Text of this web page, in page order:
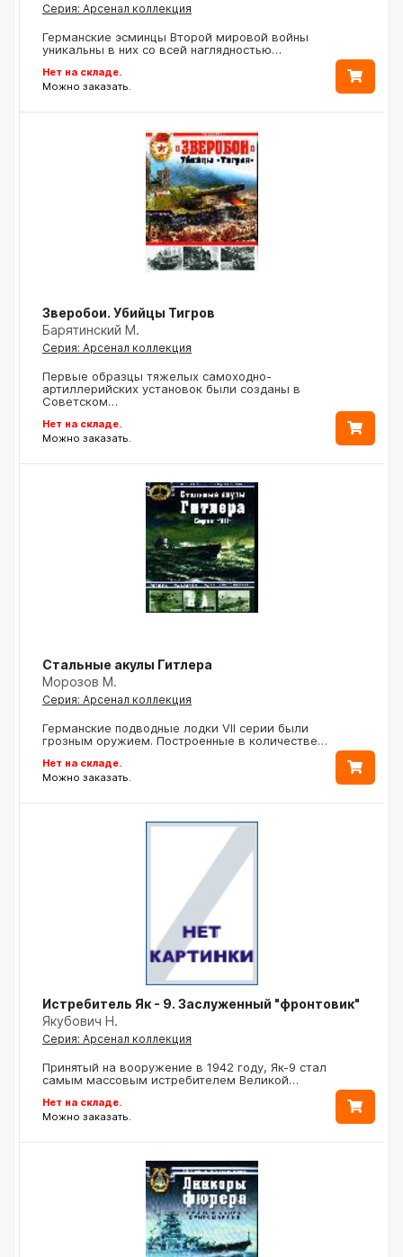
Серия: Арсенал коллекция
Германские эсминцы Второй мировой войны
уникальны в них со всей наглядностью…
Нет на складе.
Можно заказать.
Зверобои. Убийцы Тигров
Барятинский М.
Серия: Арсенал коллекция
Первые образцы тяжелых самоходно-
артиллерийских установок были созданы в
Советском…
Нет на складе.
Можно заказать.
Стальные акулы Гитлера
Морозов М.
Серия: Арсенал коллекция
Германские подводные лодки VII серии были
грозным оружием. Построенные в количестве…
Нет на складе.
Можно заказать.
Истребитель Як - 9. Заслуженный "фронтовик"
Якубович Н.
Серия: Арсенал коллекция
Принятый на вооружение в 1942 году, Як-9 стал
самым массовым истребителем Великой…
Нет на складе.
Можно заказать.